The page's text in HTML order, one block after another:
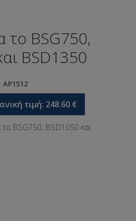
το BSG750,
BSD1350
AP1512
τιμή: 248.60 €
BSG750, BSD1050 και